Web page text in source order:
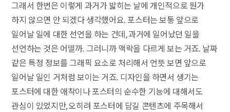
그래서 한번은 이렇게 과거가 밟히는 날에 개인적으로 뭔가
하지 않으면 안 되겠다 생각했어요. 포스터는 보통 앞으로
일어날 일에 대한 선언을 하는 건데, 과거에 일어났던 일을
선언하는 것은 어떨까. 그러니까 맥락을 다르게 보는 거죠. 날짜
같은 특정 정보를 그래픽 요소로 처리해서 언뜻 보면 앞으로
일어날 일인 거처럼 보이는 거죠. 디자인을 하면서 생기는
포스터에 대한 애착이나 포스터의 순수한 기능에 대해서도
관심이 있었지만, 오히려 포스터에 담길 콘텐츠에 주목해서